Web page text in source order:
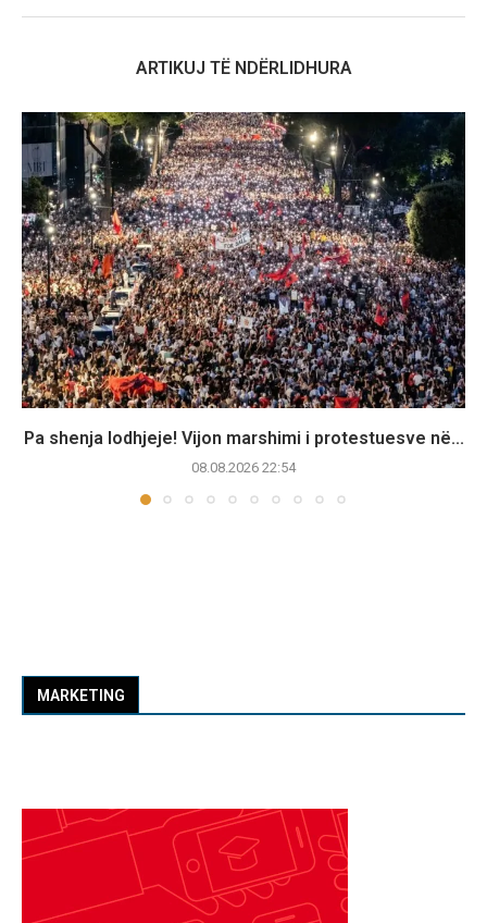
ARTIKUJ TË NDËRLIDHURA
Pa shenja lodhjeje! Vijon marshimi i protestuesve në...
08.08.2026 22:54
MARKETING